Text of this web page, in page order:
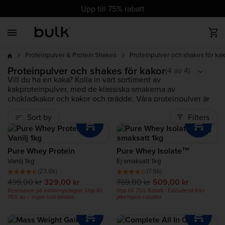
deeu ukie euuk es es
Upp till 75% rabatt
Bästsäljare
Nya produkter
Trendande produkter
Spara
Allt Protein
Vassleprotein Bästsäljare
Clear Protein Trendig
Veganprotein
Gainers
Collagen Protein
Allt Vegan
Vegan Proteinpulver
Vegan Proteinbar
Veganskt Vitamin
Complete Food Shake
Vitaminer
Mineraler
Idrottsnutrition
PWO/ Prestationshöjare
Post Workout
Aminosyror
Kolhydrater
Hälsa och välbefinnande
Complete Food Shake
Allt Viktminskning
Dietshakes
Lågkalori-livsmedel
Livsmedel
Nötsmör
Träningstillbehör
Träningskläder
Proteinpulver & Protein Shakes Proteinpulver och shakes för
Proteinpulver och shakes för kakor(4 av 4)
Vill du ha en kaka? Kolla in vårt sortiment av
kakproteinpulver, med de klassiska smakerna av
chokladkakor och kakor och grädde. Våra proteinpulver är
passa alla mål, oavsett om du är en idrottare, avslappnad
tränare eller helt enkelt ute efter att öka ditt dagliga
proteinintag. Välj bland bästsäljande produkter som Pure
Whey Protein™ och Mass Gainer.
Letar du efter fler smaker? Kolla in vårt utbud av andra
vassleproteinsmaker, inklusive chokladproteinpulver
vaniljproteinpulver
bananproteinpulver,
jordnötsproteinpulver , jordgubbsproteinpulveroch
kokosproteinpulver. Du kan också bläddra bland vårt
Sort by Filters
Pure Whey Protein
Vanilj 1kg
(23.8k)
499,00 kr 329,00 kr
Realisation på avlöningsdagen: Upp till
75% av – ingen kod behövs
Pure Whey Isolate™
Ej smaksatt 1kg
(7.9k)
769,00 kr 509,00 kr
Upp till 75% Rabatt - Exkluderat från
ytterligare rabatter